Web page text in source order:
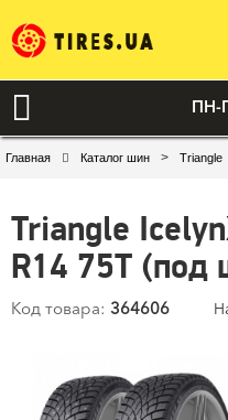
ПН-
Главная Каталог шин > Triangle
Triangle
R14 75T (под
Код товара: 364606